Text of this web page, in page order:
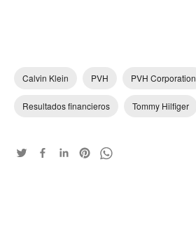
Calvin Klein PVH PVH Corporation
Resultados financieros Tommy Hilfiger